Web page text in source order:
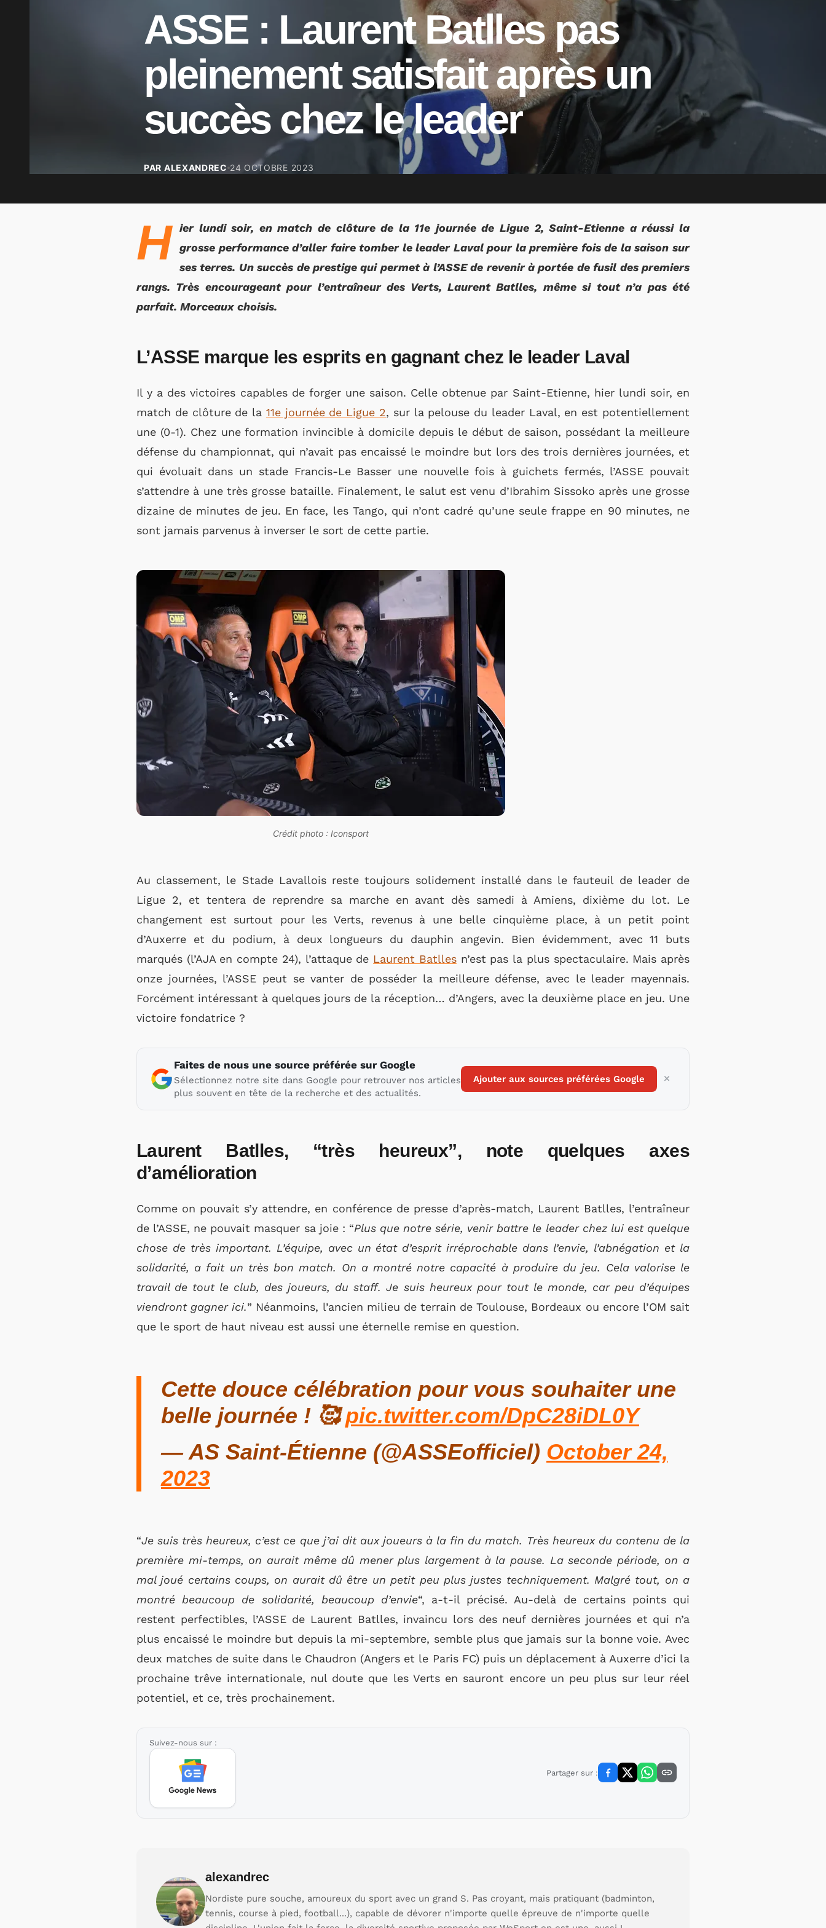
ASSE : Laurent Batlles pas
pleinement satisfait après un
succès chez le leader
PAR ALEXANDREC 24 OCTOBRE 2023
H ier lundi soir, en match de clôture de la 11e journée de Ligue 2, Saint-Etienne a réussi la
grosse performance d’aller faire tomber le leader Laval pour la première fois de la saison sur
ses terres. Un succès de prestige qui permet à l’ASSE de revenir à portée de fusil des premiers
rangs. Très encourageant pour l’entraîneur des Verts, Laurent Batlles, même si tout n’a pas été
parfait. Morceaux choisis.
L’ASSE marque les esprits en gagnant chez le leader Laval
Il y a des victoires capables de forger une saison. Celle obtenue par Saint-Etienne, hier lundi soir, en
match de clôture de la 11e journée de Ligue 2, sur la pelouse du leader Laval, en est potentiellement
une (0-1). Chez une formation invincible à domicile depuis le début de saison, possédant la meilleure
défense du championnat, qui n’avait pas encaissé le moindre but lors des trois dernières journées, et
qui évoluait dans un stade Francis-Le Basser une nouvelle fois à guichets fermés, l’ASSE pouvait
s’attendre à une très grosse bataille. Finalement, le salut est venu d’Ibrahim Sissoko après une grosse
dizaine de minutes de jeu. En face, les Tango, qui n’ont cadré qu’une seule frappe en 90 minutes, ne
sont jamais parvenus à inverser le sort de cette partie.
Crédit photo : Iconsport
Au classement, le Stade Lavallois reste toujours solidement installé dans le fauteuil de leader de
Ligue 2, et tentera de reprendre sa marche en avant dès samedi à Amiens, dixième du lot. Le
changement est surtout pour les Verts, revenus à une belle cinquième place, à un petit point
d’Auxerre et du podium, à deux longueurs du dauphin angevin. Bien évidemment, avec 11 buts
marqués (l’AJA en compte 24), l’attaque de Laurent Batllesn’est pas la plus spectaculaire. Mais après
onze journées, l’ASSE peut se vanter de posséder la meilleure défense, avec le leader mayennais.
Forcément intéressant à quelques jours de la réception… d’Angers, avec la deuxième place en jeu. Une
victoire fondatrice ?
Faites de nous une source préférée sur Google
Sélectionnez notre site dans Google pour retrouver nos articles
plus souvent en tête de la recherche et des actualités.
Ajouter aux sources préférées Google
Laurent Batlles, “très heureux”, note quelques axes
d’amélioration
Comme on pouvait s’y attendre, en conférence de presse d’après-match, Laurent Batlles, l’entraîneur
de l’ASSE, ne pouvait masquer sa joie : “Plus que notre série, venir battre le leader chez lui est quelque
chose de très important. L’équipe, avec un état d’esprit irréprochable dans l’envie, l’abnégation et la
solidarité, a fait un très bon match. On a montré notre capacité à produire du jeu. Cela valorise le
travail de tout le club, des joueurs, du staff. Je suis heureux pour tout le monde, car peu d’équipes
viendront gagner ici.” Néanmoins, l’ancien milieu de terrain de Toulouse, Bordeaux ou encore l’OM sait
que le sport de haut niveau est aussi une éternelle remise en question.
Cette douce célébration pour vous souhaiter une
belle journée ! 🥰pic.twitter.com/DpC28iDL0Y
— AS Saint-Étienne (@ASSEofficiel) October 24,
2023
“Je suis très heureux, c’est ce que j’ai dit aux joueurs à la fin du match. Très heureux du contenu de la
première mi-temps, on aurait même dû mener plus largement à la pause. La seconde période, on a
mal joué certains coups, on aurait dû être un petit peu plus justes techniquement. Malgré tout, on a
montré beaucoup de solidarité, beaucoup d’envie“, a-t-il précisé. Au-delà de certains points qui
restent perfectibles, l’ASSE de Laurent Batlles, invaincu lors des neuf dernières journées et qui n’a
plus encaissé le moindre but depuis la mi-septembre, semble plus que jamais sur la bonne voie. Avec
deux matches de suite dans le Chaudron (Angers et le Paris FC) puis un déplacement à Auxerre d’ici la
prochaine trêve internationale, nul doute que les Verts en sauront encore un peu plus sur leur réel
potentiel, et ce, très prochainement.
Suivez-nous sur :
Partager sur :
alexandrec
Nordiste pure souche, amoureux du sport avec un grand S. Pas croyant, mais pratiquant (badminton,
tennis, course à pied, football...), capable de dévorer n'importe quelle épreuve de n'importe quelle